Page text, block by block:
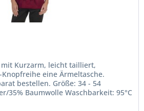
Kurzarm, leicht tailliert,
eine Ärmeltasche.
bestellen. Größe: 34 - 54
35% Baumwolle Waschbarkeit: 95°C